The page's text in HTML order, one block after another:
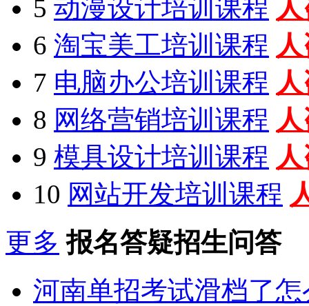
5 动漫设计培训课程
6 淘宝美工培训课程
7 电脑办公培训课程
8 网络营销培训课程
9 模具设计培训课程
10 网站开发培训课程
更多 报名答疑招生问答
河南单招考试滑档了